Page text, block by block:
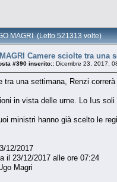
MAGRI (Letto 521313 volte)
Camere sciolte tra una
#390 inserito:: Dicembre 23, 2017,
tra una settimana, Renzi
in vista delle urne. Lo Ius soli
ministri hanno già scelto le
12/2017
il 23/12/2017 alle ore 07:24
Magri